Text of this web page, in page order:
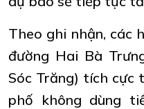
Theo ghi nhận, các
đường Hai Bà
Sóc Trăng) tích cực
phố không dùng